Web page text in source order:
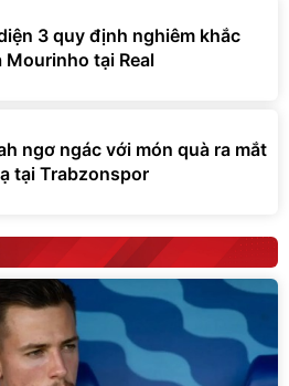
3 quy định nghiêm khắc
Mourinho tại Real
ngơ ngác với món quà ra mắt
tại Trabzonspor